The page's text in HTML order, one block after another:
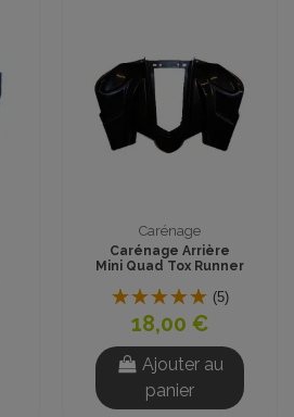
Carénage
Carénage Arrière
Mini Quad Tox Runner
(5)
18,00 €
Ajouter au
panier